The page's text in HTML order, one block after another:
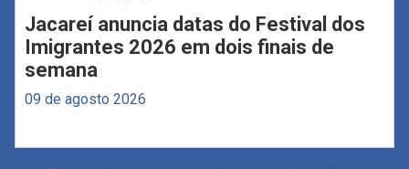
Jacareí anuncia datas do Festival dos
Imigrantes 2026 em dois finais de
semana
09 de agosto 2026